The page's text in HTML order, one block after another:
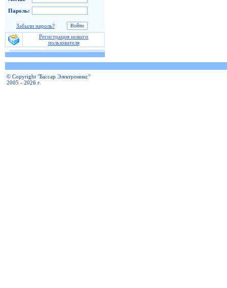
Пароль:
Забыли пароль?
Регистрация нового
пользователя
© Copyright "Бассар Электроникс"
2005 - 2026 г.